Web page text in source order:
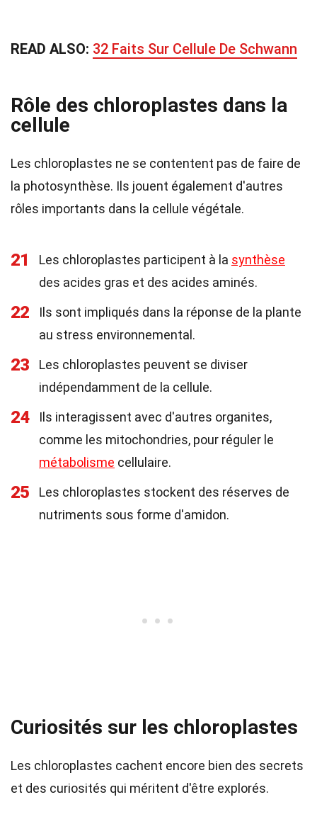
READ ALSO: 32 Faits Sur Cellule De Schwann
Rôle des chloroplastes dans la
cellule
Les chloroplastes ne se contentent pas de faire de
la photosynthèse. Ils jouent également d'autres
rôles importants dans la cellule végétale.
21 Les chloroplastes participent à la synthèse
des acides gras et des acides aminés.
22
Ils sont impliqués dans la réponse de la plante
au stress environnemental.
23
Les chloroplastes peuvent se diviser
indépendamment de la cellule.
24
Ils interagissent avec d'autres organites,
comme les mitochondries, pour réguler le
métabolisme cellulaire.
25
Les chloroplastes stockent des réserves de
nutriments sous forme d'amidon.
Curiosités sur les chloroplastes
Les chloroplastes cachent encore bien des secrets
et des curiosités qui méritent d'être explorés.